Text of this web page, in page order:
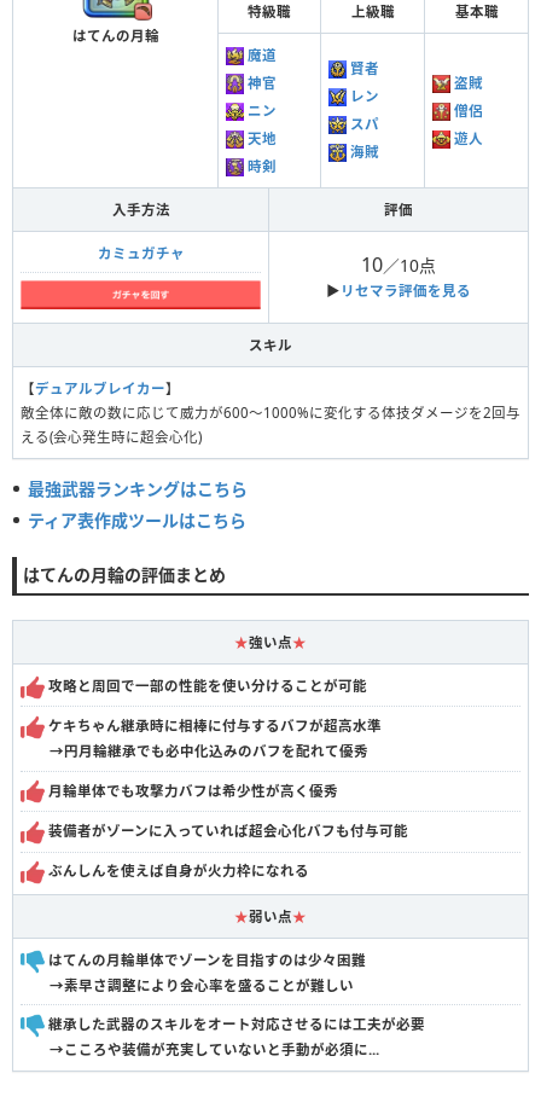
はてんの月輪
特級職 上級職 基本職
魔道
神官
ニン
天地
時剣
賢者
レン
スパ
海賊
盗賊
僧侶
遊人
入手方法 評価
カミュガチャ 10／10点
▶︎ リセマラ評価を見る
スキル
【デュアルブレイカー】
敵全体に敵の数に応じて威力が600〜1000%に変化する体技ダメージを2回与
える(会心発生時に超会心化)
最強武器ランキングはこちら
ティア表作成ツールはこちら
はてんの月輪の評価まとめ
★強い点★
攻略と周回で一部の性能を使い分けることが可能
ケキちゃん継承時に相棒に付与するバフが超高水準
→円月輪継承でも必中化込みのバフを配れて優秀
月輪単体でも攻撃力バフは希少性が高く優秀
装備者がゾーンに入っていれば超会心化バフも付与可能
ぶんしんを使えば自身が火力枠になれる
★弱い点★
はてんの月輪単体でゾーンを目指すのは少々困難
→素早さ調整により会心率を盛ることが難しい
継承した武器のスキルをオート対応させるには工夫が必要
→こころや装備が充実していないと手動が必須に...